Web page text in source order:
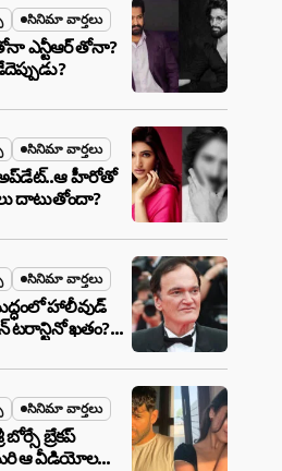
సినిమా వార్తలు
తోనా ఎన్టీఆర్ తోనా?
సినిమా వార్తలు
అప్‌డేట్..ఆ హీరోతో
దాటుతోందా?
సినిమా వార్తలు
హాలీవుడ్
టరాన్టినో ఖతం?
అసలు నిజం
సినిమా వార్తలు
బ్రేకప్
ఆ వీడియోల